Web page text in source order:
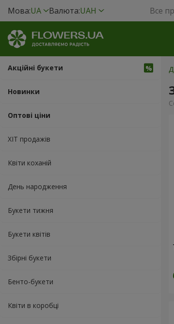
Мова:UA Валюта:UAH Все
Акційні букети
Новинки
Оптові ціни
ХІТ продажів
Квіти коханій
День народження
Букети тижня
Букети квітів
Збірні букети
Бенто-букети
Квіти в коробці